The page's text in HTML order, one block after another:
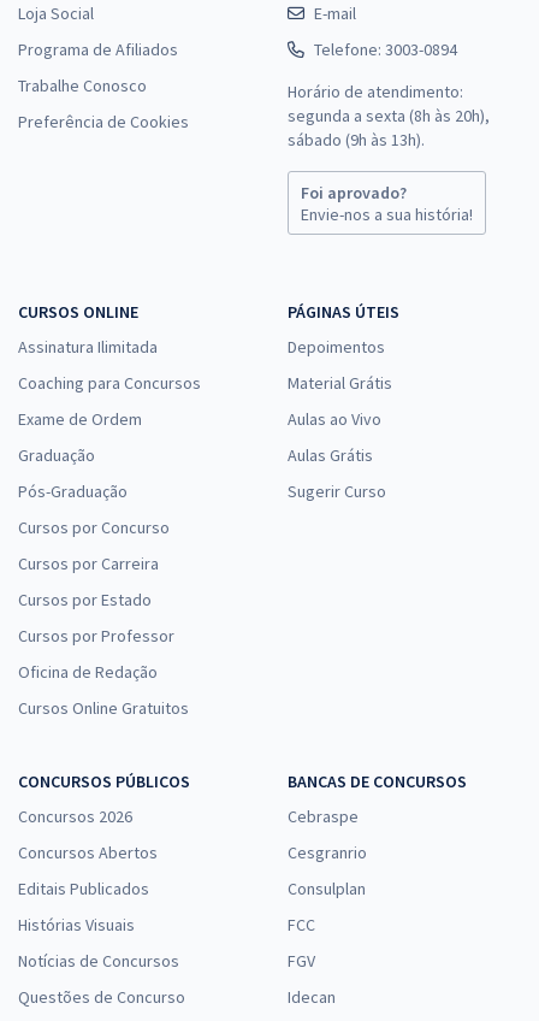
Loja Social
Programa de Afiliados
Trabalhe Conosco
Preferência de Cookies
E-mail
Telefone: 3003-0894
Horário de atendimento:
segunda a sexta (8h às 20h),
sábado (9h às 13h).
Foi aprovado?
Envie-nos a sua história!
CURSOS ONLINE
Assinatura Ilimitada
Coaching para Concursos
Exame de Ordem
Graduação
Pós-Graduação
Cursos por Concurso
Cursos por Carreira
Cursos por Estado
Cursos por Professor
Oficina de Redação
Cursos Online Gratuitos
PÁGINAS ÚTEIS
Depoimentos
Material Grátis
Aulas ao Vivo
Aulas Grátis
Sugerir Curso
CONCURSOS PÚBLICOS
Concursos 2026
Concursos Abertos
Editais Publicados
Histórias Visuais
Notícias de Concursos
Questões de Concurso
BANCAS DE CONCURSOS
Cebraspe
Cesgranrio
Consulplan
FCC
FGV
Idecan